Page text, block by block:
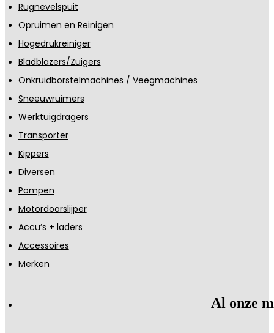
Rugnevelspuit
Opruimen en Reinigen
Hogedrukreiniger
Bladblazers/Zuigers
Onkruidborstelmachines / Veegmachines
Sneeuwruimers
Werktuigdragers
Transporter
Kippers
Diversen
Pompen
Motordoorslijper
Accu’s + laders
Accessoires
Merken
Al onze